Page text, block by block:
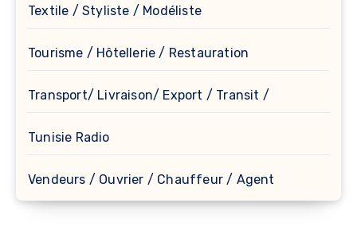
Textile / Styliste / Modéliste
Tourisme / Hôtellerie / Restauration
Transport/ Livraison/ Export / Transit /
Tunisie Radio
Vendeurs / Ouvrier / Chauffeur / Agent